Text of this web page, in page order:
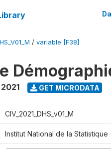
/ variable [F38]
2021 GET MICRODATA
CIV_2021_DHS_v01_M
Institut National de la Statistique